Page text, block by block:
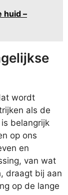
huid –
wordt
als de
belangrijk
op ons
en
van wat
draagt bij aan
op de lange